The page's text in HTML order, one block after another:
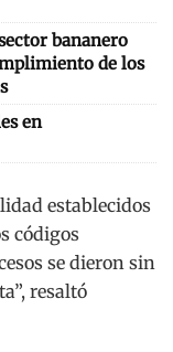
bananero
de los
en
establecidos
códigos
se dieron sin
resaltó